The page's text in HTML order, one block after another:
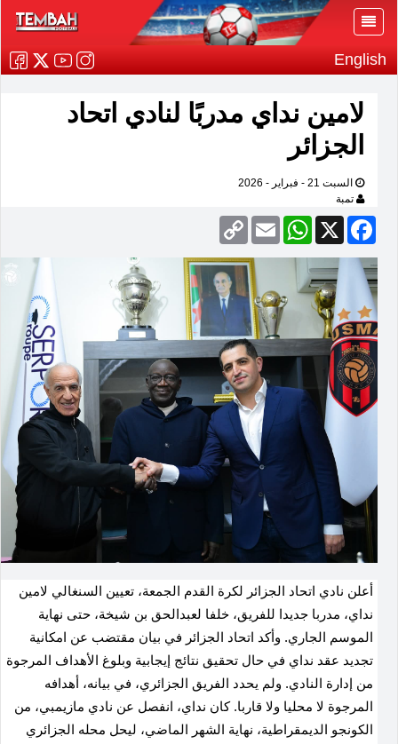
English
لامين نداي مدربًا لنادي اتحاد
الجزائر
السبت 21 - فبراير - 2026
تمبة
Facebook
X
WhatsApp
Email
Copy
Link
أعلن نادي اتحاد الجزائر لكرة القدم الجمعة، تعيين السنغالي لامين
نداي، مدربا جديدا للفريق، خلفا لعبدالحق بن شيخة، حتى نهاية
الموسم الجاري. وأكد اتحاد الجزائر في بيان مقتضب عن امكانية
تجديد عقد نداي في حال تحقيق نتائج إيجابية وبلوغ الأهداف المرجوة
من إدارة النادي. ولم يحدد الفريق الجزائري، في بيانه، أهدافه
المرجوة لا محليا ولا قاربا. كان نداي، انفصل عن نادي مازيمبي، من
الكونجو الديمقراطية، نهاية الشهر الماضي، ليحل محله الجزائري